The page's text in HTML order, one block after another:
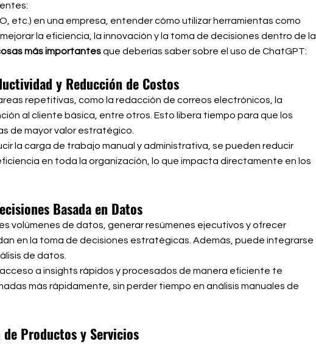
etc.) en una empresa, entender cómo utilizar herramientas como
la eficiencia, la innovación y la toma de decisiones dentro de la
más importantesque deberías saber sobre el uso de ChatGPT:
y Reducción de Costos
repetitivas, como la redacción de correos electrónicos, la
al cliente básica, entre otros. Esto libera tiempo para que los
de mayor valor estratégico.
la carga de trabajo manual y administrativa, se pueden reducir
en toda la organización, lo que impacta directamente en los
Basada en Datos
volúmenes de datos, generar resúmenes ejecutivos y ofrecer
en la toma de decisiones estratégicas. Además, puede integrarse
de datos.
a insights rápidos y procesados de manera eficiente te
más rápidamente, sin perder tiempo en análisis manuales de
Productos y Servicios